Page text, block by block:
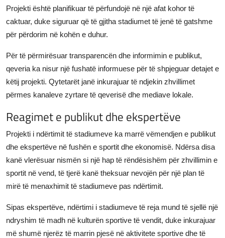
Projekti është planifikuar të përfundojë në një afat kohor të
caktuar, duke siguruar që të gjitha stadiumet të jenë të gatshme
për përdorim në kohën e duhur.
Për të përmirësuar transparencën dhe informimin e publikut,
qeveria ka nisur një fushatë informuese për të shpjeguar detajet e
këtij projekti. Qytetarët janë inkurajuar të ndjekin zhvillimet
përmes kanaleve zyrtare të qeverisë dhe mediave lokale.
Reagimet e publikut dhe ekspertëve
Projekti i ndërtimit të stadiumeve ka marrë vëmendjen e publikut
dhe ekspertëve në fushën e sportit dhe ekonomisë. Ndërsa disa
kanë vlerësuar nismën si një hap të rëndësishëm për zhvillimin e
sportit në vend, të tjerë kanë theksuar nevojën për një plan të
mirë të menaxhimit të stadiumeve pas ndërtimit.
Sipas ekspertëve, ndërtimi i stadiumeve të reja mund të sjellë një
ndryshim të madh në kulturën sportive të vendit, duke inkurajuar
më shumë njerëz të marrin pjesë në aktivitete sportive dhe të